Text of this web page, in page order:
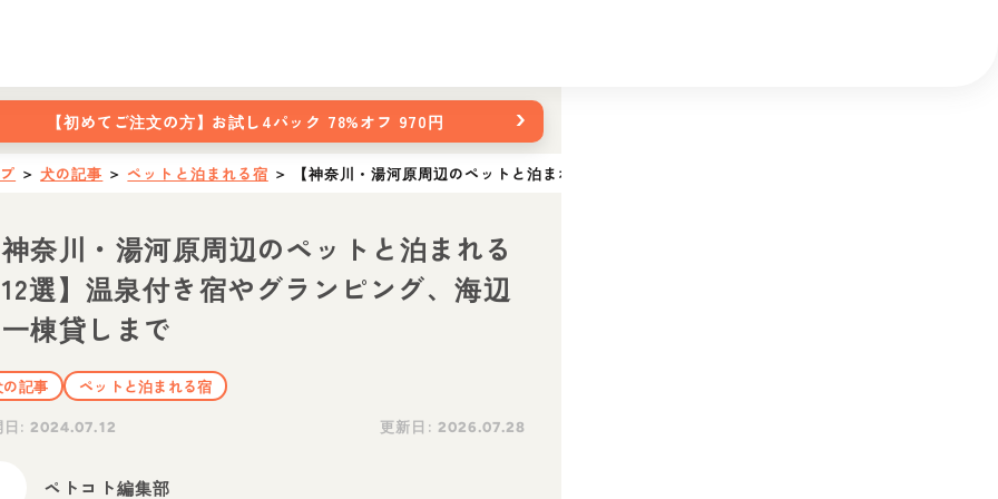
【初めてご注文の方】 お試し4パック 78%オフ 970円 ›
＞ 犬の記事 ＞ ペットと泊まれる宿 ＞ 【神奈川・湯河原周辺のペットと泊まれる宿12選】温泉付き宿やグランピング、海辺の一棟貸しまで
奈川・湯河原周辺のペットと泊まれる
選】温泉付き宿やグランピング、海辺
棟貸しまで
の記事
ペットと泊まれる宿
日:2024.07.12 更新日: 2026.07.28
ペトコト編集部